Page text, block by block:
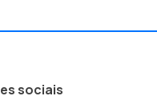
sociais